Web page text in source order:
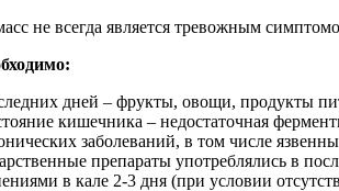
не всегда является тревожным
дней – фрукты, овощи, продукты
кишечника – недостаточная
заболеваний, в том числе
препараты употреблялись в
в кале 2-3 дня (при условии